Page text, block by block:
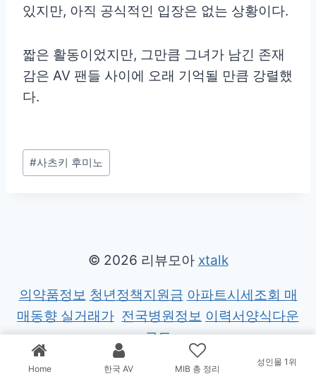
있지만, 아직 공식적인 입장은 없는 상황이다.
짧은 활동이었지만, 그만큼 그녀가 남긴 존재
감은 AV 팬들 사이에 오래 기억될 만큼 강렬했
다.
Post
Tags:
#사츠키 후미노
© 2026 리뷰모아 xtalk
의약품정보 청년정책지원금 아파트시세조회 매
매동향 실거래가 전국병원정보 이력서양식다운
로드
Home 한국 AV MIB 총 정리
성인몰 1위